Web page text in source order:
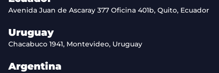
Avenida Juan de Ascaray 377 Oficina 401b, Quito, Ecuador
Uruguay
Chacabuco 1941, Montevideo, Uruguay
Argentina